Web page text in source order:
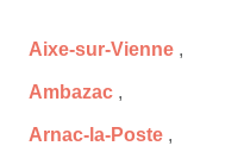
Aixe-sur-Vienne ,
Ambazac ,
Arnac-la-Poste ,